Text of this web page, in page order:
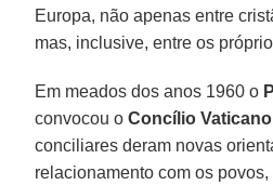
Europa, não apenas entre
mas, inclusive, entre os
Em meados dos anos 1960 o
convocou oConcílio Vaticano
conciliares deram novas
relacionamento com os povos,